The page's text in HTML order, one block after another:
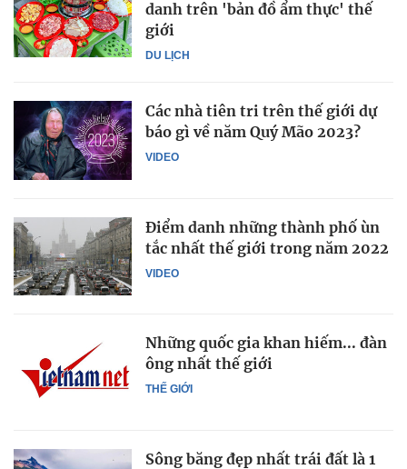
DU LỊCH
danh trên 'bản đồ ẩm thực' thế
giới
VIDEO
Các nhà tiên tri trên thế giới dự
báo gì về năm Quý Mão 2023?
VIDEO
Điểm danh những thành phố ùn
tắc nhất thế giới trong năm 2022
THẾ GIỚI
Những quốc gia khan hiếm... đàn
ông nhất thế giới
Sông băng đẹp nhất trái đất là 1